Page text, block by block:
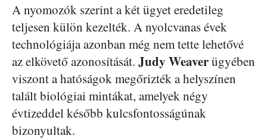
A nyomozók szerint a két ügyet eredetileg
teljesen külön kezelték. A nyolcvanas évek
technológiája azonban még nem tette lehetővé
az elkövető azonosítását. Judy Weaverügyében
viszont a hatóságok megőrizték a helyszínen
talált biológiai mintákat, amelyek négy
évtizeddel később kulcsfontosságúnak
bizonyultak.